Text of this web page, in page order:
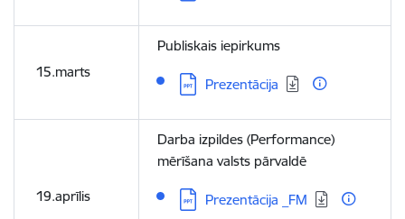
15.marts
Publiskais iepirkums
Lejupielādēt:
Prezentācija
19.aprīlis
Darba izpildes (Performance)
mērīšana valsts pārvaldē
Lejupielādēt:
Prezentācija _FM